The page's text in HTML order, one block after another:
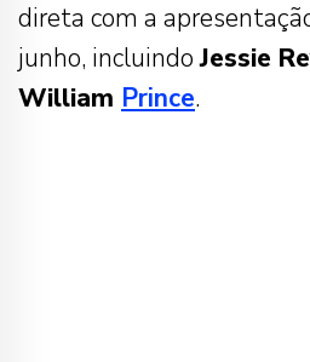
direta com a
junho, incluindoJessie
William Prince.